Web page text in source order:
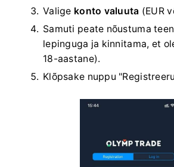
Valige konto valuuta (EUR
Samuti peate nõustuma
lepinguga ja kinnitama, et
18-aastane).
Klõpsake nuppu